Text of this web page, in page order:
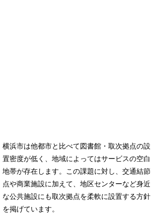
横浜市は他都市と比べて図書館・取次拠点の設
置密度が低く、地域によってはサービスの空白
地帯が存在します。この課題に対し、交通結節
点や商業施設に加えて、地区センターなど身近
な公共施設にも取次拠点を柔軟に設置する方針
を掲げています。